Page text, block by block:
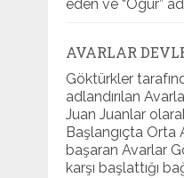
eden ve “Ogur”
AVARLAR
Göktürkler
adlandırılan
Juan Juanlar
Başlangıçta Orta
başaran Avarlar
karşı başlattığı